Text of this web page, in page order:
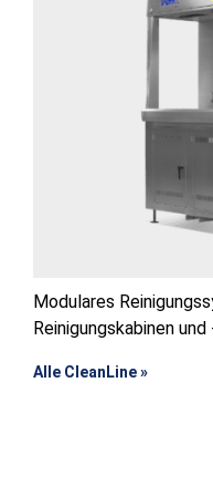
Modulares
Reinigungskabinen
Alle CleanLine »